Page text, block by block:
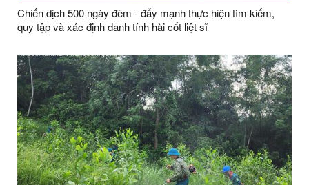
Chiến dịch 500 ngày đêm - đẩy mạnh thực hiện tìm kiếm,
quy tập và xác định danh tính hài cốt liệt sĩ